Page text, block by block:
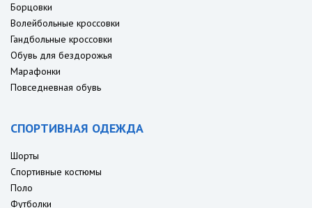
Борцовки
Волейбольные кроссовки
Гандбольные кроссовки
Обувь для бездорожья
Марафонки
Повседневная обувь
СПОРТИВНАЯ ОДЕЖДА
Шорты
Спортивные костюмы
Поло
Футболки